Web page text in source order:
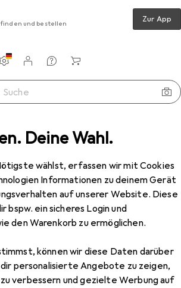
Deine Wahl.
wählst, erfassen wir mit Cookies
Informationen zu deinem Gerät
auf unserer Website. Diese
bspw. ein sicheres Login und
den Warenkorb zu ermöglichen.
können wir diese Daten darüber
dir personalisierte Angebote zu zeigen,
verbessern und gezielte Werbung auf
und bestellen Zur App
Velohelm Abus AirBreaker
EUR
246,30
Abus AirBreaker
52 - 58 cm 59 - 61 cm
Abus AirBreaker